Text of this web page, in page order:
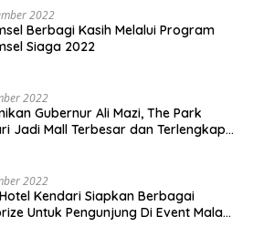
2022
Berbagi Kasih Melalui Program
Siaga 2022
2022
Gubernur Ali Mazi, The Park
Jadi Mall Terbesar dan Terlengkap
2022
Kendari Siapkan Berbagai
Untuk Pengunjung Di Event Malam